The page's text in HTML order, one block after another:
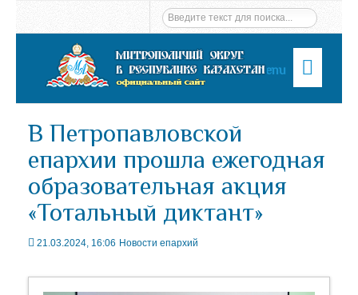
Menu
В Петропавловской
епархии прошла ежегодная
образовательная акция
«Тотальный диктант»
21.03.2024, 16:06 Новости епархий